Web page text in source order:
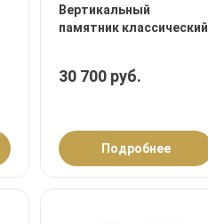
Вертикальный
памятник классический
30 700 руб.
Подробнее